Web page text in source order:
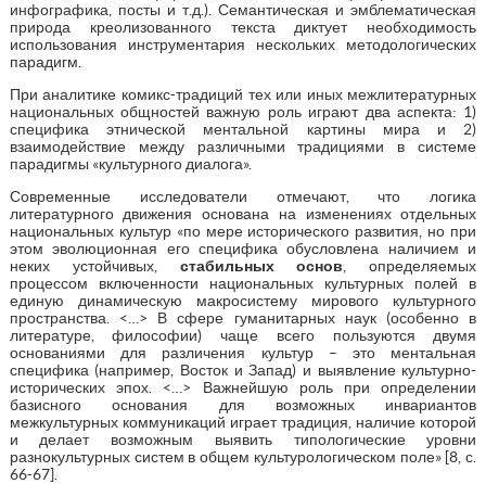
инфографика, посты и т.д.). Семантическая и эмблематическая
природа креолизованного текста диктует необходимость
использования инструментария нескольких методологических
парадигм.
При аналитике комикс-традиций тех или иных межлитературных
национальных общностей важную роль играют два аспекта: 1)
специфика этнической ментальной картины мира и 2)
взаимодействие между различными традициями в системе
парадигмы «культурного диалога».
Современные исследователи отмечают, что логика
литературного движения основана на изменениях отдельных
национальных культур «по мере исторического развития, но при
этом эволюционная его специфика обусловлена наличием и
неких устойчивых, стабильных основ , определяемых
процессом включенности национальных культурных полей в
единую динамическую макросистему мирового культурного
пространства. <…> В сфере гуманитарных наук (особенно в
литературе, философии) чаще всего пользуются двумя
основаниями для различения культур – это ментальная
специфика (например, Восток и Запад) и выявление культурно-
исторических эпох. <…> Важнейшую роль при определении
базисного основания для возможных инвариантов
межкультурных коммуникаций играет традиция, наличие которой
и делает возможным выявить типологические уровни
разнокультурных систем в общем культурологическом поле» [8, с.
66-67].